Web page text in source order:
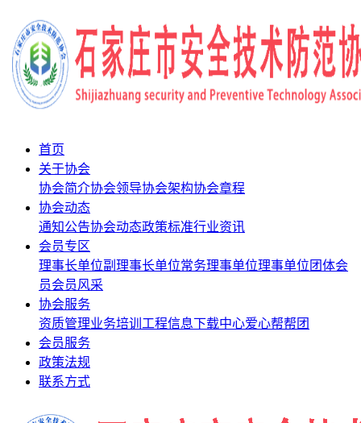
首页
关于协会
协会简介协会领导协会架构协会章程
协会动态
通知公告协会动态政策标准行业资讯
会员专区
理事长单位副理事长单位常务理事单位理事单位 团体会
员会员风采
协会服务
资质管理业务培训 工程信息下载中心爱心帮帮团
会员服务
政策法规
联系方式